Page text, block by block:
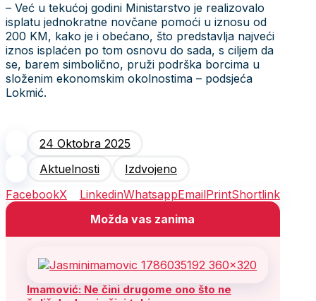
– Već u tekućoj godini Ministarstvo je realizovalo
isplatu jednokratne novčane pomoći u iznosu od
200 KM, kako je i obećano, što predstavlja najveći
iznos isplaćen po tom osnovu do sada, s ciljem da
se, barem simbolično, pruži podrška borcima u
složenim ekonomskim okolnostima – podsjeća
Lokmić.
24 Oktobra 2025
Aktuelnosti
Izdvojeno
FacebookX LinkedinWhatsappEmailPrintShortlink
Možda vas zanima
Imamović: Ne čini drugome ono što ne